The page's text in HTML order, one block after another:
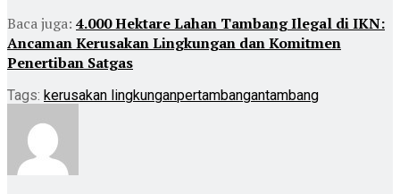
Baca juga: 4.000 Hektare Lahan Tambang Ilegal di IKN:
Ancaman Kerusakan Lingkungan dan Komitmen
Penertiban Satgas
Tags: kerusakan lingkunganpertambangantambang